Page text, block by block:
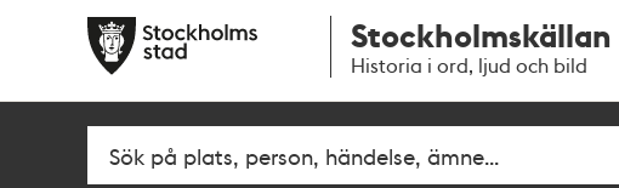
navigationen
huvudinnehållet
Stockholmskällan
Historia i ord, ljud och bild
SökFritextsök